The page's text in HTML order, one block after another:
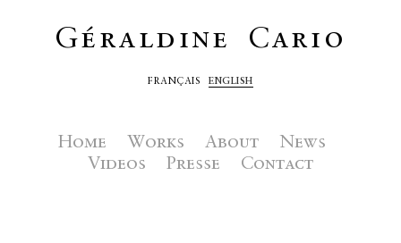
Géraldine Cario
FRANÇAIS ENGLISH
Home Works About
News
Videos
Presse Contact